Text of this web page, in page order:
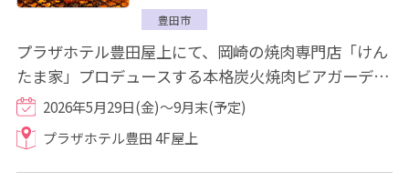
豊田市
プラザホテル豊田屋上にて、岡崎の焼肉専門店「けん
たま家」プロデュースする本格炭火焼肉ビアガーデ
ン Hawaii(～ハワイ～)」が今年もOPENいたし...
2026年5月29日(金)～9月末(予定)
プラザホテル豊田 4F屋上